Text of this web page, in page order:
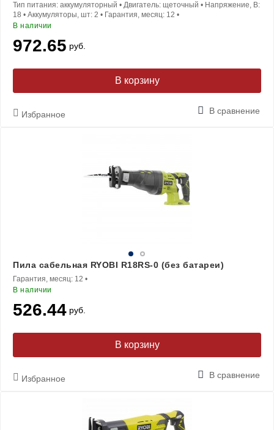
Тип питания: аккумуляторный • Двигатель: щеточный • Напряжение, В:
18 • Аккумуляторы, шт: 2 • Гарантия, месяц: 12 •
В наличии
972.65 руб.
В корзину
Избранное В сравнение
Пила сабельная RYOBI R18RS-0 (без батареи)
Гарантия, месяц: 12 •
В наличии
526.44 руб.
В корзину
Избранное В сравнение